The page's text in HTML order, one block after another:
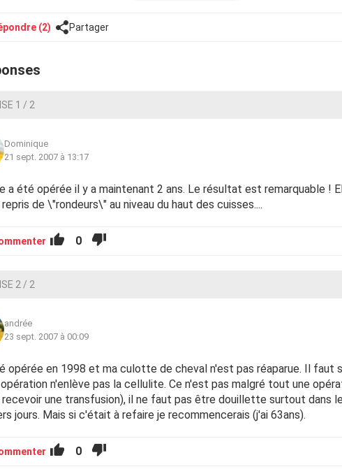
(2) Partager
1 / 2
Dominique
21 sept. 2007 à 13:17
a été opérée il y a maintenant 2 ans. Le résultat est remarquable !
repris de \"rondeurs\" au niveau du haut des cuisses....
0
2 / 2
andrée
23 sept. 2007 à 00:09
opérée en 1998 et ma culotte de cheval n'est pas réaparue. Il faut
n'enlève pas la cellulite. Ce n'est pas malgré tout une
recevoir une transfusion), il ne faut pas être douillette surtout dans
jours. Mais si c'était à refaire je recommencerais (j'ai 63ans).
0